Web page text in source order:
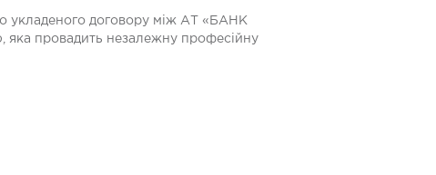
укладеного договору між АТ «БАНК
провадить незалежну професійну